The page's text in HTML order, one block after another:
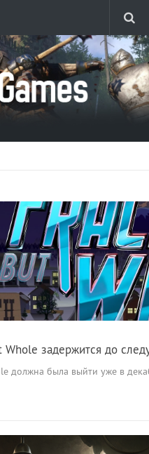
задержится до
должна была выйти уже в